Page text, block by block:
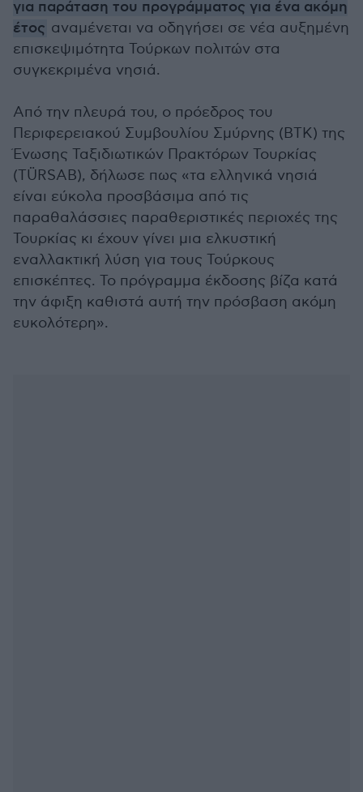
για παράταση του προγράμματος για ένα ακόμη
έτος αναμένεται να οδηγήσει σε νέα αυξημένη
επισκεψιμότητα Τούρκων πολιτών στα
συγκεκριμένα νησιά.
Από την πλευρά του, ο πρόεδρος του
Περιφερειακού Συμβουλίου Σμύρνης (BTK) της
Ένωσης Ταξιδιωτικών Πρακτόρων Τουρκίας
(TÜRSAB), δήλωσε πως «τα ελληνικά νησιά
είναι εύκολα προσβάσιμα από τις
παραθαλάσσιες παραθεριστικές περιοχές της
Τουρκίας κι έχουν γίνει μια ελκυστική
εναλλακτική λύση για τους Τούρκους
επισκέπτες. Το πρόγραμμα έκδοσης βίζα κατά
την άφιξη καθιστά αυτή την πρόσβαση ακόμη
ευκολότερη».